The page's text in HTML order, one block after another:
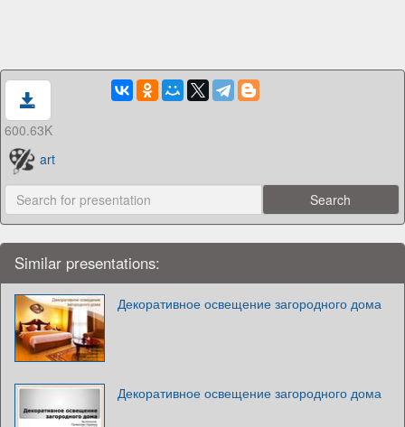
600.63K
art
Similar presentations:
Декоративное освещение загородного дома
Декоративное освещение загородного дома